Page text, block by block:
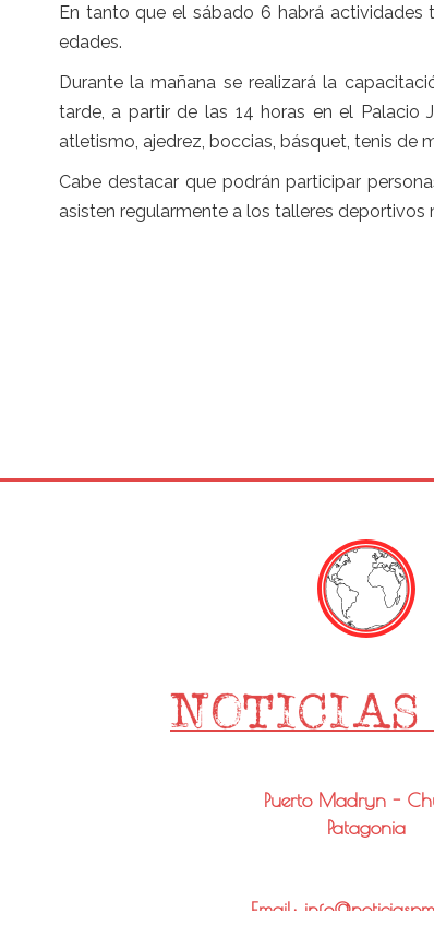
En tanto que el sábado 6 habrá
edades.
Durante la mañana se realizará la
tarde, a partir de las 14 horas en el Palacio
atletismo, ajedrez, boccias, básquet, tenis de
Cabe destacar que podrán participar
asisten regularmente a los talleres deportivos
Puerto Madryn -
Patagonia
Email: